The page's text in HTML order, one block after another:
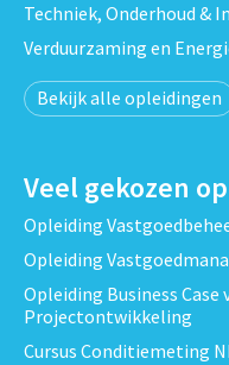
Techniek, Onderhoud &
Verduurzaming en
Bekijk alle opleidingen
Veel gekozen
Opleiding
Opleiding
Opleiding Business Case
Projectontwikkeling
Cursus Conditiemeting